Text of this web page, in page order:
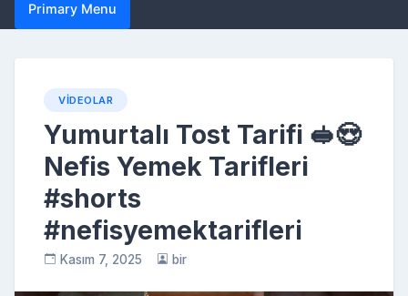
Primary Menu
VIDEOLAR
Yumurtalı Tost Tarifi 🥪😍
Nefis Yemek Tarifleri
#shorts
#nefisyemektarifleri
Kasım 7, 2025 bir